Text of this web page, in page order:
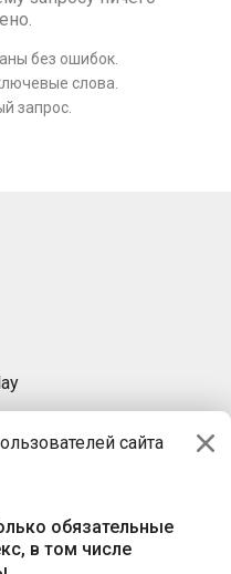
сайта
обязательные
в том числе
без ошибок.
слова.
запрос.
БАЙ»
пр-т Независимости